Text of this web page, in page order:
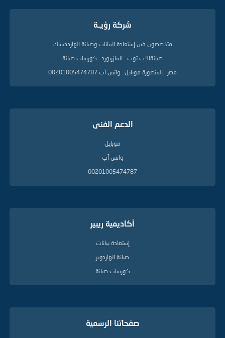
شركة رؤيــة
متخصصون في إستعادة البيانات وصيانة الهاردديسك
صيانةالاب توب ..المازربورد.. كورسات صيانة
مصر ..المنصورة موبايل ..واتس آب 00201005474787
الدعم الفنى
موبايل
واتس آب
00201005474787
أكاديمية ريبير
إستعادة بيانات
صيانة الهاردوير
كورسات صيانة
صفحاتنا الرسمية